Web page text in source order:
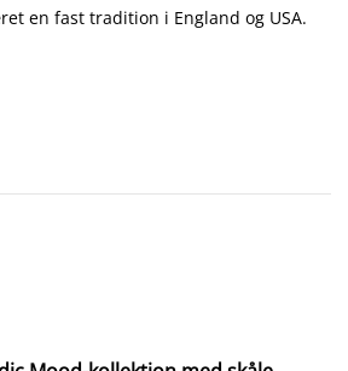
en fast tradition i England og USA.